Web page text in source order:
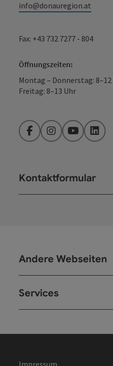
info@donauregion.at
Fax: +43 732 7277 - 804
Öffnungszeiten:
Montag – Donnerstag:
Freitag: 8–13 Uhr
FacebookInstagramYouTube
Kontaktformular
Andere Webseiten
Services
Impressum